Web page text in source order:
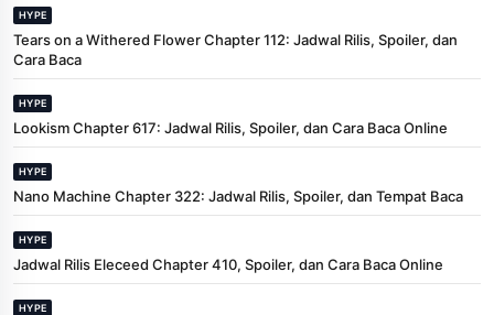
HYPE
Tears on a Withered Flower Chapter 112: Jadwal Rilis, Spoiler, dan
Cara Baca
HYPE
Lookism Chapter 617: Jadwal Rilis, Spoiler, dan Cara Baca Online
HYPE
Nano Machine Chapter 322: Jadwal Rilis, Spoiler, dan Tempat Baca
HYPE
Jadwal Rilis Eleceed Chapter 410, Spoiler, dan Cara Baca Online
HYPE